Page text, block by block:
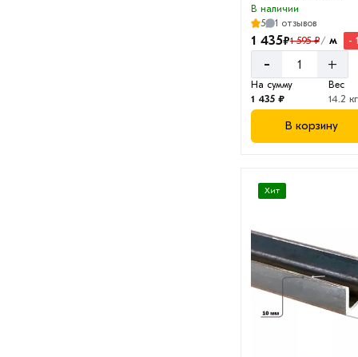
В наличии
5
1 отзывов
1 435₽1 595 ₽/м -
- +
На сумму
1 435 ₽
Вес
14.2 кг
В корзину
Хит